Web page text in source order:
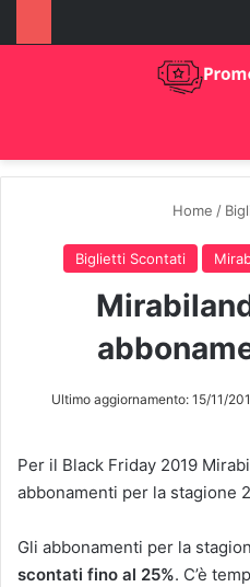
Home /
Biglietti Scontati
Ultimo aggiornamento: 15/11/
Per il Black Friday 2019
abbonamenti per la stagione
Gli abbonamenti per la
scontati fino al 25%. C’è